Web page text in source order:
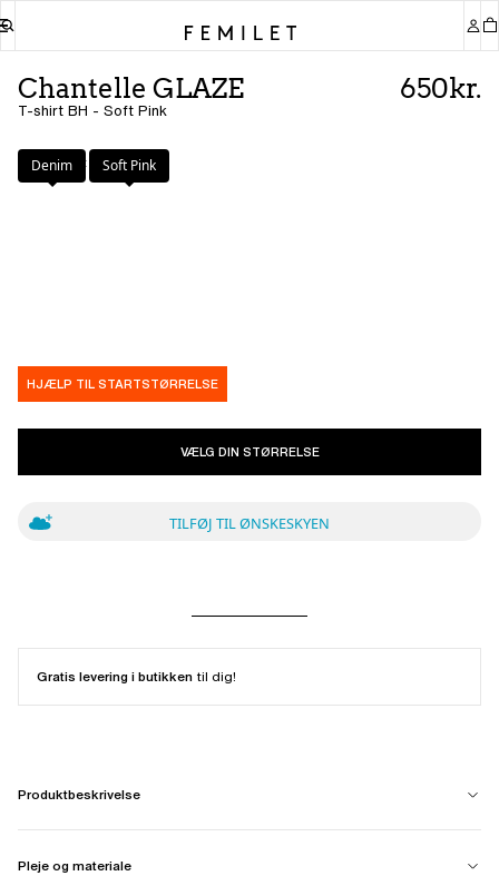
Chantelle GLAZE
T-shirt BH - Soft Pink
650kr.
Farve:Soft Pink
Denim Soft Pink
HJÆLP TIL STARTSTØRRELSE
VÆLG DIN STØRRELSE
TILFØJ TIL ØNSKESKYEN
Gratis levering i butikken til dig!
Produktbeskrivelse
Pleje og materiale